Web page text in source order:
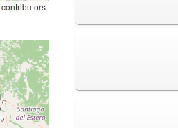
contributors